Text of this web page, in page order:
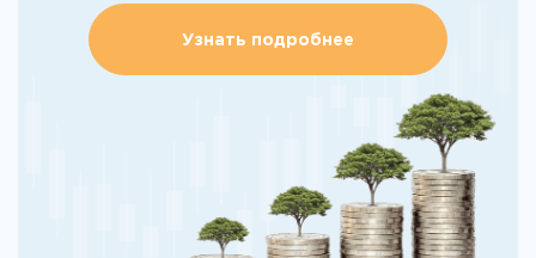
Узнать подробнее